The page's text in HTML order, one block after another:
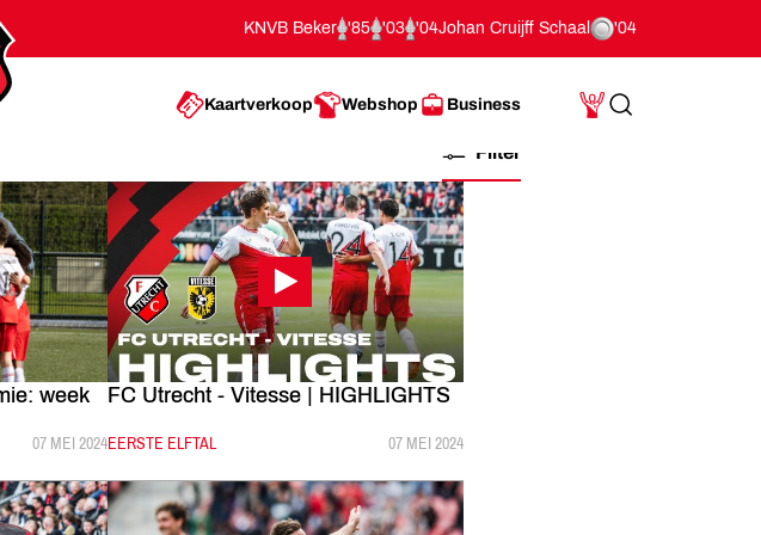
KNVB Beker '85 '03 '04Johan Cruijff Schaal '04
Kaartverkoop Webshop Business
Mijn Account
Search
Filter
week
GEPUBLICEERD:
07 MEI 2024
FC Utrecht - Vitesse | HIGHLIGHTS
CATEGORIE:
EERSTE ELFTAL GEPUBLICEERD:
07 MEI 2024